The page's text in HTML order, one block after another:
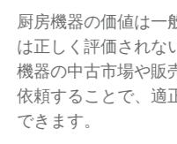
厨房機器の価値は一
は正しく評価されな
機器の中古市場や販
依頼することで、適
できます。